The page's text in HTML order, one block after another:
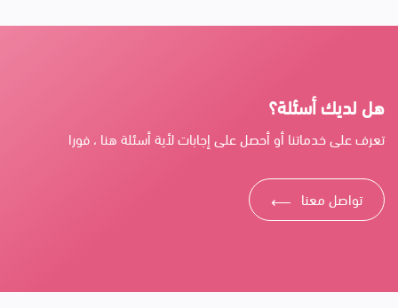
هل لديك أسئلة؟
تعرف على خدماتنا أو أحصل على إجابات لأية أسئلة هنا ، فورا
تواصل معنا ⟶